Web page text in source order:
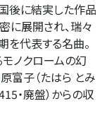
国後に結実した作品
に展開され、瑞々
代表する名曲。
モノクロームの幻
富子（たはら とみ
・廃盤）からの収